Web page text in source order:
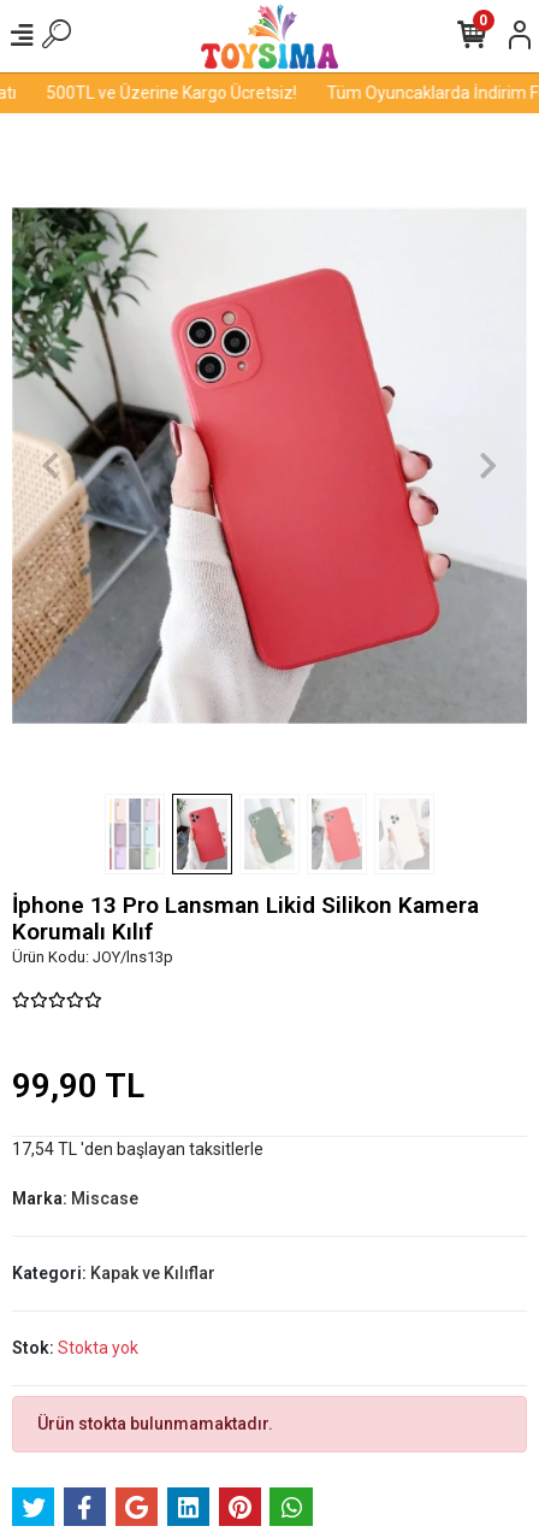
500TL ve Üzerine Kargo Ücretsiz! Tüm Oyuncaklarda İndirim
0
İphone 13 Pro Lansman Likid Silikon Kamera
Korumalı Kılıf
Ürün Kodu: JOY/lns13p
99,90 TL
17,54 TL 'den başlayan taksitlerle
Marka: Miscase
Kategori: Kapak ve Kılıflar
Stok: Stokta yok
Ürün stokta bulunmamaktadır.